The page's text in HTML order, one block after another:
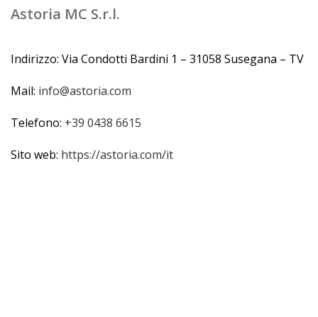
Astoria MC S.r.l.
Indirizzo: Via Condotti Bardini 1 – 31058 Susegana – TV
Mail: info@astoria.com
Telefono: +39 0438 6615
Sito web: https://astoria.com/it